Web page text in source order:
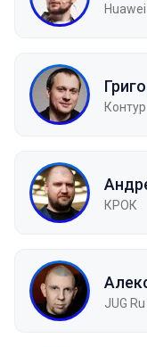
Huawei
Контур
КРОК
JUG